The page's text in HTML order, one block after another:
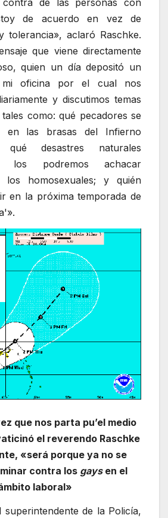
de acuerdo en vez de
tolerancia», aclaró Raschke.
que viene directamente
quien un día depositó un
mi oficina por el cual nos
y discutimos temas
como: qué pecadores se
en las brasas del Infierno
qué desastres naturales
los podremos achacar
los homosexuales; y quién
en la próxima temporada de
que nos parta pu’el medio
el reverendo Raschke
«será porque ya no se
contra los gaysen el
laboral»
de la Policía,